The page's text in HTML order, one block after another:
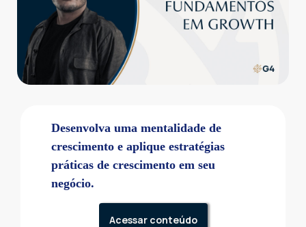
Desenvolva uma mentalidade de
crescimento e aplique estratégias
práticas de crescimento em seu
negócio.
Acessar conteúdo